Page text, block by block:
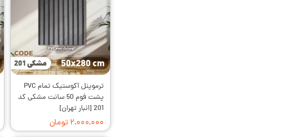
ترموپنل آکوستیک تمام PVC
پشت فوم 50 سانت مشکی کد
201 [انبار تهران]
۲,۰۰۰,۰۰۰ تومان